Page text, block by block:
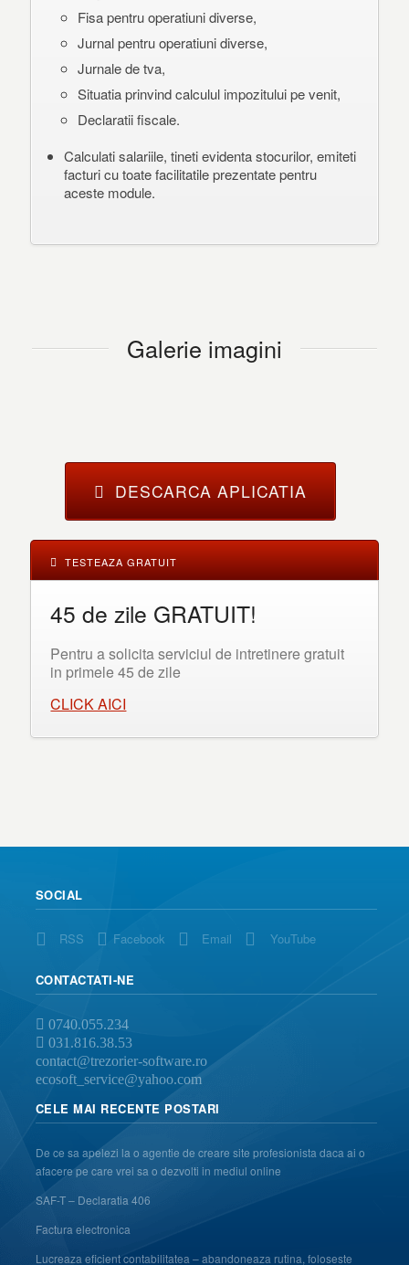
Fisa pentru operatiuni diverse,
Jurnal pentru operatiuni diverse,
Jurnale de tva,
Situatia prinvind calculul impozitului pe venit,
Declaratii fiscale.
Calculati salariile, tineti evidenta stocurilor, emiteti
facturi cu toate facilitatile prezentate pentru
aceste module.
Galerie imagini
DESCARCA APLICATIA
TESTEAZA GRATUIT
45 de zile GRATUIT!
Pentru a solicita serviciul de intretinere gratuit
in primele 45 de zile
CLICK AICI
SOCIAL
RSS Facebook Email YouTube
CONTACTATI-NE
0740.055.234
031.816.38.53
contact@trezorier-software.ro
ecosoft_service@yahoo.com
CELE MAI RECENTE POSTARI
De ce sa apelezi la o agentie de creare site profesionista daca ai o
afacere pe care vrei sa o dezvolti in mediul online
SAF-T – Declaratia 406
Factura electronica
Lucreaza eficient contabilitatea – abandoneaza rutina, foloseste